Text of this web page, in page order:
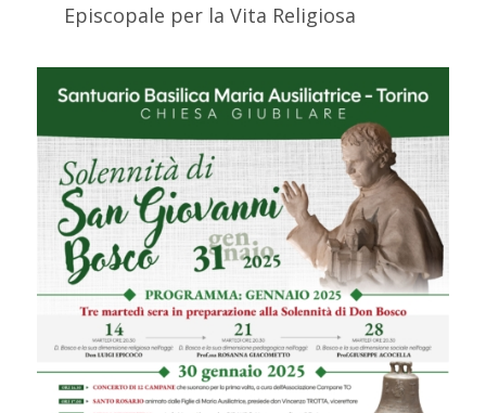
Episcopale per la Vita Religiosa